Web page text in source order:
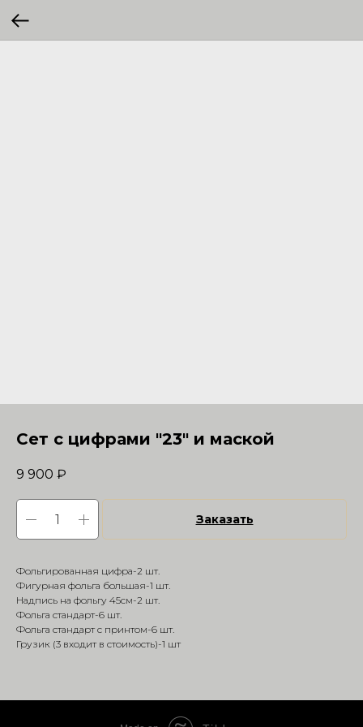
Сет с цифрами "23" и маской
9 900 ₽
Заказать
Фольгированная цифра-2 шт.
Фигурная фольга большая-1 шт.
Надпись на фольгу 45см-2 шт.
Фольга стандарт-6 шт.
Фольга стандарт с принтом-6 шт.
Грузик (3 входит в стоимость)-1 шт